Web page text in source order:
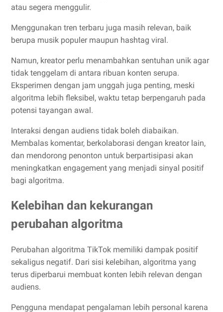
atau segera menggulir.
Menggunakan tren terbaru juga masih relevan, baik
berupa musik populer maupun hashtag viral.
Namun, kreator perlu menambahkan sentuhan unik agar
tidak tenggelam di antara ribuan konten serupa.
Eksperimen dengan jam unggah juga penting, meski
algoritma lebih fleksibel, waktu tetap berpengaruh pada
potensi tayangan awal.
Interaksi dengan audiens tidak boleh diabaikan.
Membalas komentar, berkolaborasi dengan kreator lain,
dan mendorong penonton untuk berpartisipasi akan
meningkatkan engagement yang menjadi sinyal positif
bagi algoritma.
Kelebihan dan kekurangan
perubahan algoritma
Perubahan algoritma TikTok memiliki dampak positif
sekaligus negatif. Dari sisi kelebihan, algoritma yang
terus diperbarui membuat konten lebih relevan dengan
audiens.
Pengguna mendapat pengalaman lebih personal karena